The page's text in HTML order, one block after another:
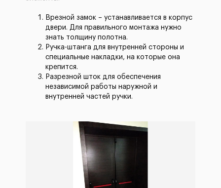
Врезной замок – устанавливается в корпус
двери. Для правильного монтажа нужно
знать толщину полотна.
Ручка-штанга для внутренней стороны и
специальные накладки, на которые она
крепится.
Разрезной шток для обеспечения
независимой работы наружной и
внутренней частей ручки.